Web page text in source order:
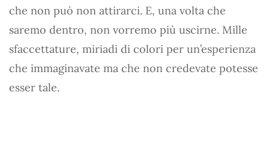
che non può non attirarci. E, una volta che
saremo dentro, non vorremo più uscirne. Mille
sfaccettature, miriadi di colori per un’esperienza
che immaginavate ma che non credevate potesse
esser tale.